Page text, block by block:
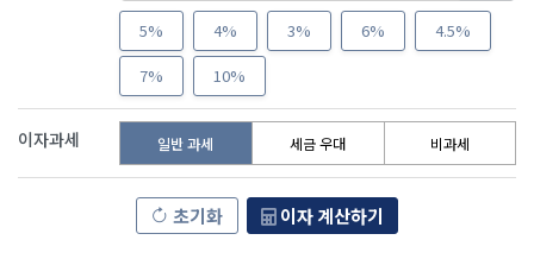
5% 4% 3% 6%
4.5%
7%
10%
이자과세 일반 과세 세금 우대 비과세
초기화 이자 계산하기